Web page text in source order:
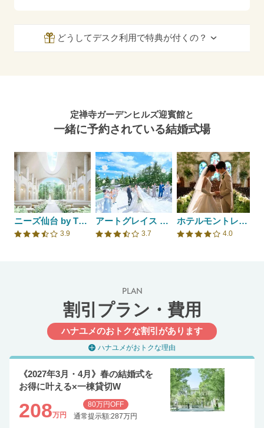
どうしてデスク利用で特典が付くの？
定禅寺ガーデンヒルズ迎賓館と
一緒に予約されている結婚式場
ニーズ仙台 by T&G WEDDING(旧 アーカンジェル迎賓館 仙台)
口コミ評価
3.9
アートグレイス フォレスト迎賓館
口コミ評価
3.7
ホテルモントレ仙台
口コミ評価
4.0
PLAN
割引プラン・費用
ハナユメのおトクな割引があります
ハナユメがおトクな理由
《2027年3月・4月》春の結婚式を
お得に叶える×一棟貸切W
208万円
80万円OFF
通常提示額:287万円